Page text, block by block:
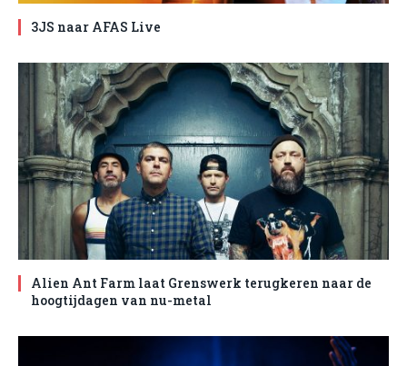
3JS naar AFAS Live
Alien Ant Farm laat Grenswerk terugkeren naar de
hoogtijdagen van nu-metal